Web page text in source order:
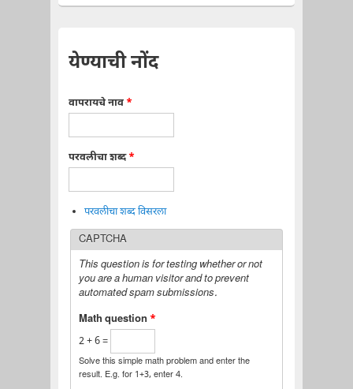
येण्याची नोंद
वापरायचे नाव *
परवलीचा शब्द*
परवलीचा शब्द विसरला
CAPTCHA
This question is for testing whether or not
you are a human visitor and to prevent
automated spam submissions.
Math question *
2 + 6 =
Solve this simple math problem and enter the
result. E.g. for 1+3, enter 4.